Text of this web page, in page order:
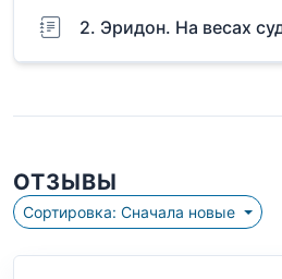
2. Эридон. На весах
ОТЗЫВЫ
Сортировка: Сначала новые